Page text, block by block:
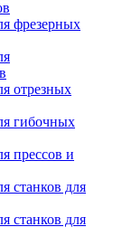
фрезерных
отрезных
гибочных
прессов и
станков для
станков для